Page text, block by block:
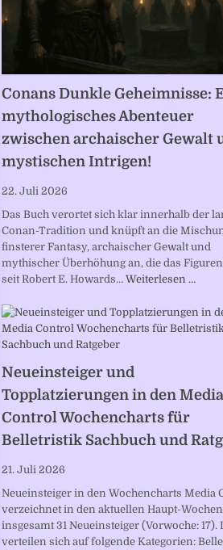
Conans Dunkle Geheimnisse:
mythologisches Abenteuer
zwischen archaischer Gewalt
mystischen Intrigen!
22. Juli 2026
Das Buch verortet sich klar innerhalb der
Conan-Tradition und knüpft an die
finsterer Fantasy, archaischer Gewalt und
mythischer Überhöhung an, die das
seit Robert E. Howards… Weiterlesen …
Neueinsteiger und
Topplatzierungen in den Media
Control Wochencharts für
Belletristik Sachbuch und
21. Juli 2026
Neueinsteiger in den Wochencharts Media
verzeichnet in den aktuellen Haupt-
insgesamt 31 Neueinsteiger (Vorwoche: 17).
verteilen sich auf folgende Kategorien: